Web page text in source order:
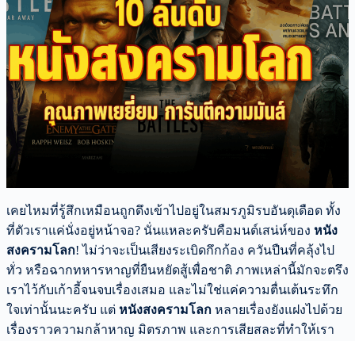
เคยไหมที่รู้สึกเหมือนถูกดึงเข้าไปอยู่ในสมรภูมิรบอันดุเดือด ทั้ง
ที่ตัวเราแค่นั่งอยู่หน้าจอ? นั่นแหละครับคือมนต์เสน่ห์ของ หนัง
สงครามโลก! ไม่ว่าจะเป็นเสียงระเบิดกึกก้อง ควันปืนที่คลุ้งไป
ทั่ว หรือฉากทหารหาญที่ยืนหยัดสู้เพื่อชาติ ภาพเหล่านี้มักจะตรึง
เราไว้กับเก้าอี้จนจบเรื่องเสมอ และไม่ใช่แค่ความตื่นเต้นระทึก
ใจเท่านั้นนะครับ แต่ หนังสงครามโลก หลายเรื่องยังแฝงไปด้วย
เรื่องราวความกล้าหาญ มิตรภาพ และการเสียสละที่ทำให้เรา